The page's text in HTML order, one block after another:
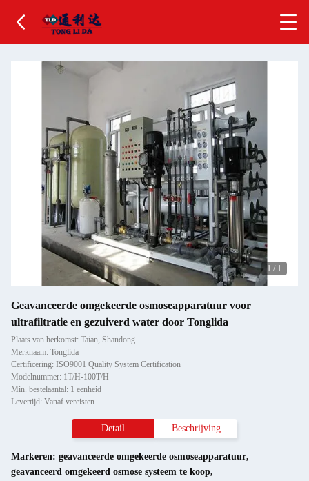
1 / 1
Geavanceerde omgekeerde osmoseapparatuur voor
ultrafiltratie en gezuiverd water door Tonglida
Plaats van herkomst: Taian, Shandong
Merknaam: Tonglida
Certificering: ISO9001 Quality System Certification
Modelnummer: 1T/H-100T/H
Min. bestelaantal: 1 eenheid
Levertijd: Vanaf vereisten
Detail Beschrijving
Markeren: geavanceerde omgekeerde osmoseapparatuur,
geavanceerd omgekeerd osmose systeem te koop,